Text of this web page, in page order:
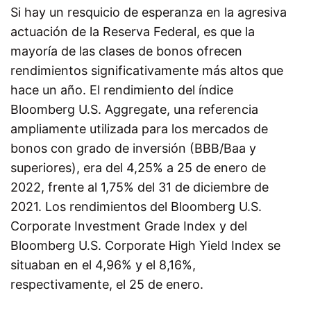
Si hay un resquicio de esperanza en la agresiva
actuación de la Reserva Federal, es que la
mayoría de las clases de bonos ofrecen
rendimientos significativamente más altos que
hace un año. El rendimiento del índice
Bloomberg U.S. Aggregate, una referencia
ampliamente utilizada para los mercados de
bonos con grado de inversión (BBB/Baa y
superiores), era del 4,25% a 25 de enero de
2022, frente al 1,75% del 31 de diciembre de
2021. Los rendimientos del Bloomberg U.S.
Corporate Investment Grade Index y del
Bloomberg U.S. Corporate High Yield Index se
situaban en el 4,96% y el 8,16%,
respectivamente, el 25 de enero.